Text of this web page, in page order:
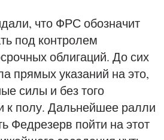
что ФРС обозначит
под контролем
облигаций. До сих
прямых указаний на это,
силы и без того
к полу. Дальнейшее ралли
Федрезерв пойти на этот